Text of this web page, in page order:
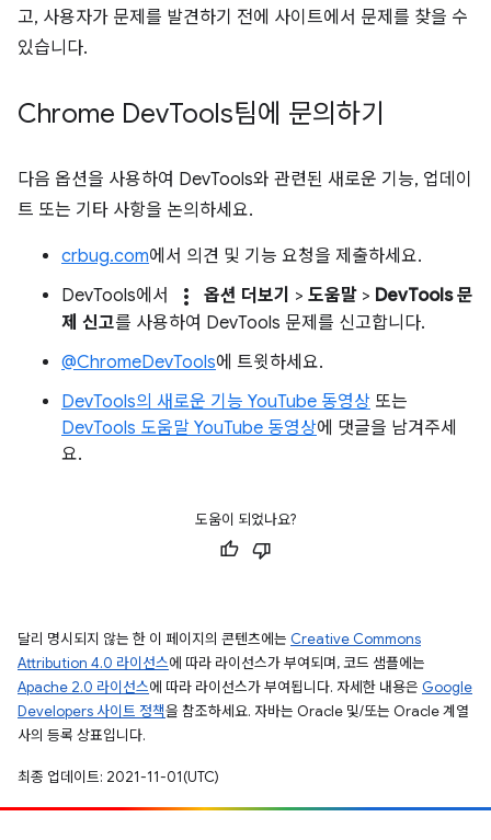
고, 사용자가 문제를 발견하기 전에 사이트에서 문제를 찾을 수
있습니다.
Chrome DevTools팀에 문의하기
다음 옵션을 사용하여 DevTools와 관련된 새로운 기능, 업데이
트 또는 기타 사항을 논의하세요.
crbug.com에서 의견 및 기능 요청을 제출하세요.
DevTools에서
more_vert 옵션 더보기 > 도움말 > DevTools 문
제 신고를 사용하여 DevTools 문제를 신고합니다.
@ChromeDevTools에 트윗하세요.
DevTools의 새로운 기능 YouTube 동영상 또는
DevTools 도움말 YouTube 동영상에 댓글을 남겨주세
요.
도움이 되었나요?
달리 명시되지 않는 한 이 페이지의 콘텐츠에는 Creative Commons
Attribution 4.0 라이선스에 따라 라이선스가 부여되며, 코드 샘플에는
Apache 2.0 라이선스에 따라 라이선스가 부여됩니다. 자세한 내용은 Google
Developers 사이트 정책을 참조하세요. 자바는 Oracle 및/또는 Oracle 계열
사의 등록 상표입니다.
최종 업데이트: 2021-11-01(UTC)